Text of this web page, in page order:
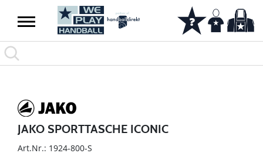
JAKO SPORTTASCHE ICONIC
Art.Nr.: 1924-800-S